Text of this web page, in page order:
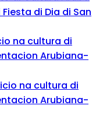
di Dia di San
na cultura di
Arubiana-